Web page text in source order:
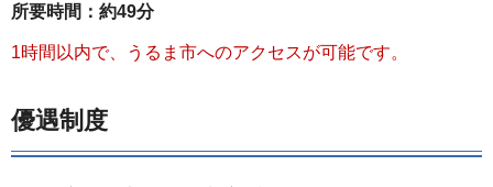
所要時間：約49分
1時間以内で、うるま市へのアクセスが可能です。
優遇制度